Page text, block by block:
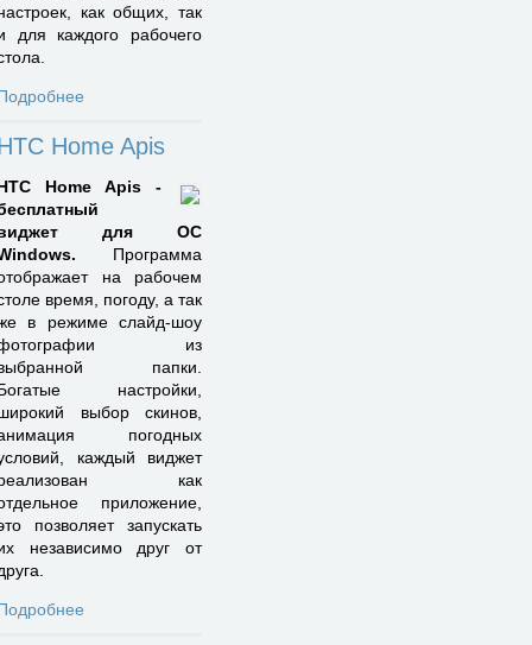
как общих, так
для каждого рабочего
Home Apis
Home Apis -
для ОС
Программа
на рабочем
время, погоду, а так
в режиме слайд-шоу
из
папки.
настройки,
выбор скинов,
погодных
каждый виджет
как
приложение,
позволяет запускать
независимо друг от